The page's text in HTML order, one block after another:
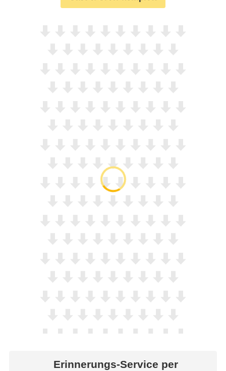
Erinnerungs-Service per